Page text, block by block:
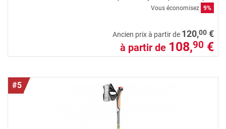
Vous économisez 9%
Ancien prix à partir de 120,00 €
à partir de 108,90 €
#5